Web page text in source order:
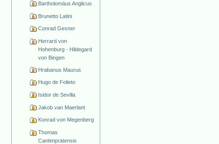
Bartholomäus Anglicus
Brunetto Latini
Conrad Gesner
Herrard von
Hohenburg - Hildegard
von Bingen
Hrabanus Maurus
Hugo de Folieto
Isidor de Sevilla
Jakob van Maerlant
Konrad von Megenberg
Thomas
Cantimpratensis